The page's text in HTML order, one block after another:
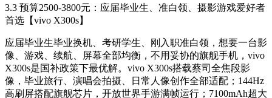
3.3 预算2500-3800元：应届毕业生、准白领、摄影游戏爱好者
首选【vivo X300s】
应届毕业生毕业换机、考研学生、刚入职准白领，想要一台影
像、游戏、续航、屏幕全部均衡，不用妥协的旗舰手机，vivo
X300s是国补政策下最优解。vivo X300s搭载蔡司全焦段影
像，毕业旅行、演唱会拍摄、日常人像创作全部适配；144Hz
高刷屏搭配旗舰芯片，开放世界手游满帧运行；7100mAh超大